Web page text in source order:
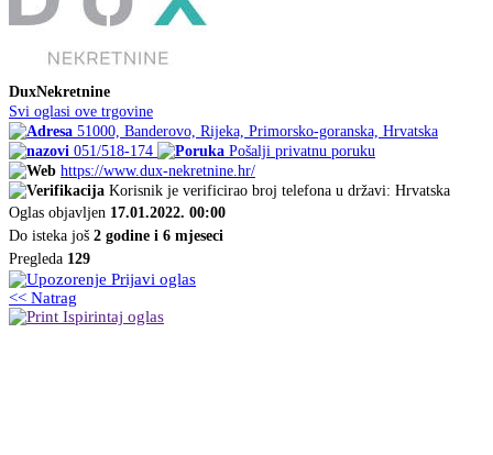
DuxNekretnine
Svi oglasi ove trgovine
51000, Banderovo, Rijeka, Primorsko-goranska, Hrvatska
051/518-174
Pošalji privatnu poruku
https://www.dux-nekretnine.hr/
Korisnik je verificirao broj telefona u državi: Hrvatska
Oglas objavljen 17.01.2022. 00:00
Do isteka još 2 godine i 6 mjeseci
Pregleda 129
Prijavi oglas
<< Natrag
Ispirintaj oglas